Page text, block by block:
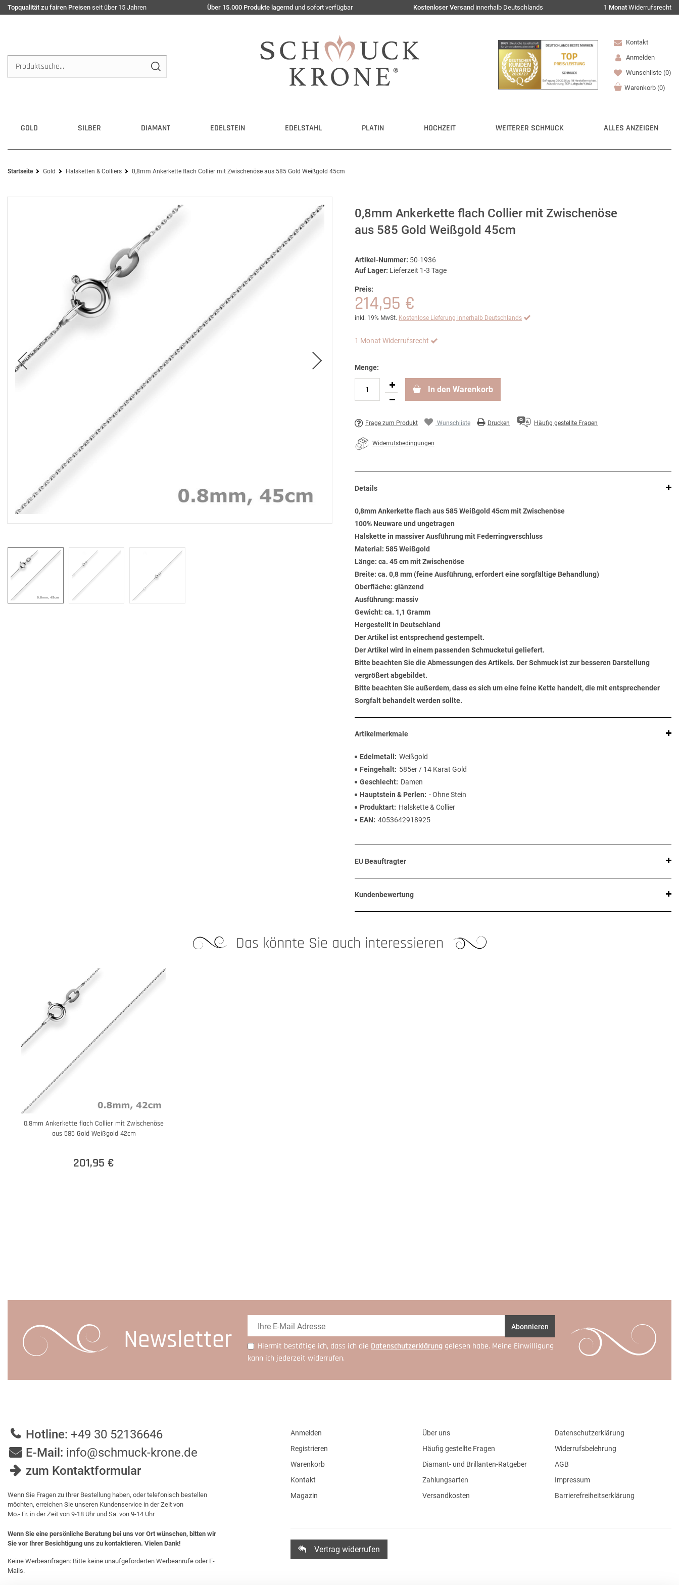
Topqualität zu fairen Preisen seit über 15 Jahren Über 15.000 Produkte lagernd und sofort verfügbar Kostenloser Versand innerhalb Deutschlands 1 Monat Widerrufsrecht
Kontakt
Anmelden
Wunschliste (0)
Warenkorb (0)
GOLD SILBER DIAMANT EDELSTEIN EDELSTAHL PLATIN HOCHZEIT WEITERER SCHMUCK ALLES ANZEIGEN
Startseite Gold Halsketten & Colliers 0,8mm Ankerkette flach Collier mit Zwischenöse aus 585 Gold Weißgold 45cm
0,8mm Ankerkette flach Collier mit Zwischenöse
aus 585 Gold Weißgold 45cm
Artikel-Nummer: 50-1936
Auf Lager: Lieferzeit 1-3 Tage
Preis:
214,95 €
inkl. 19% MwSt. Kostenlose Lieferung innerhalb Deutschlands
1 Monat Widerrufsrecht
Menge:
In den Warenkorb
Frage zum Produkt Wunschliste Drucken Häufig gestellte Fragen
Widerrufsbedingungen
Details
0,8mm Ankerkette flach aus 585 Weißgold 45cm mit Zwischenöse
100% Neuware und ungetragen
Halskette in massiver Ausführung mit Federringverschluss
Material: 585 Weißgold
Länge: ca. 45 cm mit Zwischenöse
Breite: ca. 0,8 mm (feine Ausführung, erfordert eine sorgfältige Behandlung)
Oberfläche: glänzend
Ausführung: massiv
Gewicht: ca. 1,1 Gramm
Hergestellt in Deutschland
Der Artikel ist entsprechend gestempelt.
Der Artikel wird in einem passenden Schmucketui geliefert.
Bitte beachten Sie die Abmessungen des Artikels. Der Schmuck ist zur besseren Darstellung
vergrößert abgebildet.
Bitte beachten Sie außerdem, dass es sich um eine feine Kette handelt, die mit entsprechender
Sorgfalt behandelt werden sollte.
Artikelmerkmale
Edelmetall
Weißgold
Feingehalt
585er / 14 Karat Gold
Geschlecht
Damen
Hauptstein & Perlen
- Ohne Stein
Produktart
Halskette & Collier
EAN
4053642918925
EU Beauftragter
Kundenbewertung
Das könnte Sie auch interessieren
0,8mm Ankerkette flach Collier mit Zwischenöse
aus 585 Gold Weißgold 42cm
201,95 €
Newsletter Abonnieren
Hiermit bestätige ich, dass ich die Daten­schutz­erklärung gelesen habe. Meine Einwilligung
kann ich jederzeit widerrufen.
Hotline: +49 30 52136646
E-Mail: info@schmuck-krone.de
zum Kontaktformular
Wenn Sie Fragen zu Ihrer Bestellung haben, oder telefonisch bestellen
möchten, erreichen Sie unseren Kundenservice in der Zeit von
Mo.- Fr. in der Zeit von 9-18 Uhr und Sa. von 9-14 Uhr
Wenn Sie eine persönliche Beratung bei uns vor Ort wünschen, bitten wir
Sie vor Ihrer Besichtigung uns zu kontaktieren. Vielen Dank!
Keine Werbeanfragen: Bitte keine unaufgeforderten Werbeanrufe oder E-
Mails.
Anmelden
Registrieren
Warenkorb
Kontakt
Magazin
Über uns
Häufig gestellte Fragen
Diamant- und Brillanten-Ratgeber
Zahlungsarten
Versandkosten
Datenschutzerklärung
Widerrufsbelehrung
AGB
Impressum
Barrierefreiheitserklärung
Vertrag widerrufen